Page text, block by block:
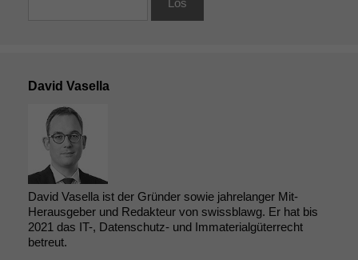
David Vasella
David Vasella ist der Gründer sowie jahrelanger Mit-
Herausgeber und Redakteur von swissblawg. Er hat bis
2021 das IT-, Datenschutz- und Immaterialgüterrecht
betreut.